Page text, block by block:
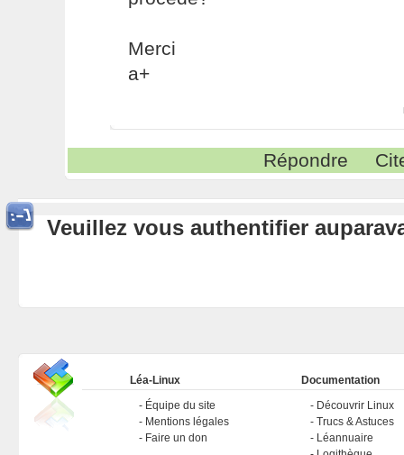
Merci
a+
Répondre
Veuillez vous authentifier
Léa-Linux
Équipe du site
Mentions légales
Faire un don
Documentation
Découvrir Linux
Trucs & Astuces
Léannuaire